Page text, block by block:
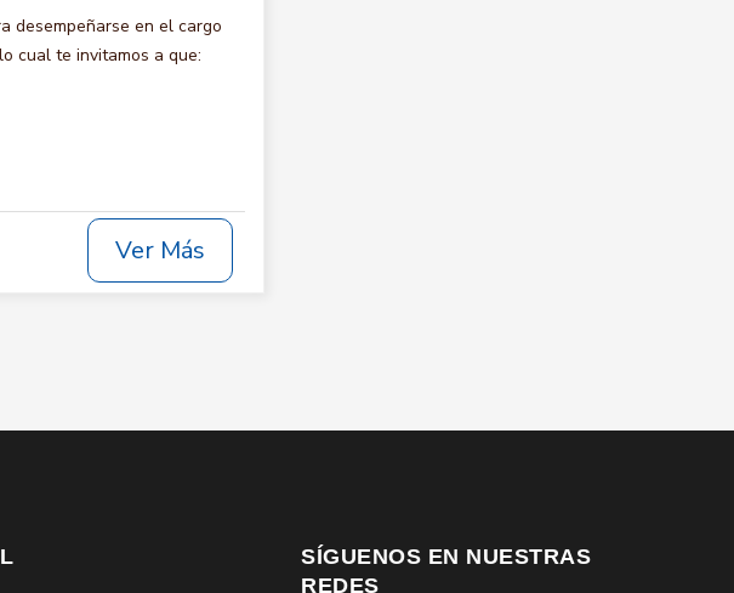
desempeñarse en el cargo
cual te invitamos a que:
Ver Más
SÍGUENOS EN NUESTRAS
REDES